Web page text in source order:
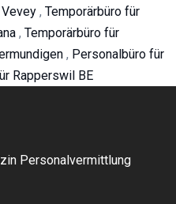
, Temporärbüro für
, Temporärbüro für
, Personalbüro für
Rapperswil BE